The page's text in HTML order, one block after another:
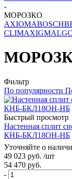
-
МОРОЗКО
AXIOMABOSCH
CLIMAXIGMALG
Фильтр
По популярности
Быстрый просмотр
Настенная сплит
КНБ-БКЛ18ОН-НБ
Уточняйте о
49 023 руб. /шт
54 470 руб.
-